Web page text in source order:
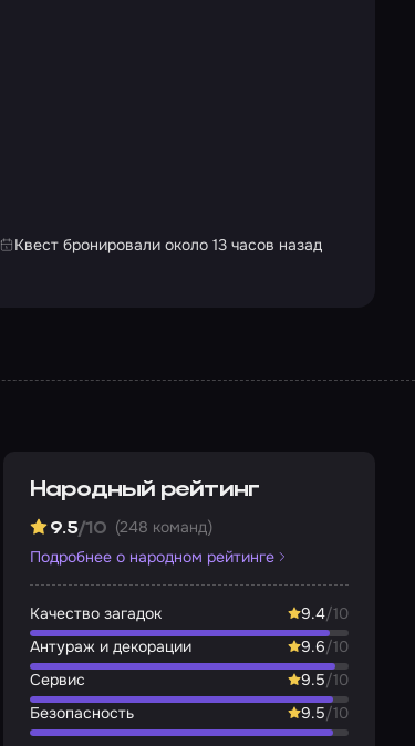
Квест бронировали около 13 часов назад
Народный рейтинг
9.5/10 (248 команд)
Подробнее о народном рейтинге
Качество загадок 9.4/10
Антураж и декорации
9.6/10
Сервис
9.5/10
Безопасность
9.5/10